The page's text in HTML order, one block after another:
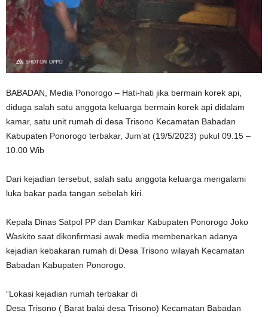
BABADAN, Media Ponorogo – Hati-hati jika bermain korek api,
diduga salah satu anggota keluarga bermain korek api didalam
kamar, satu unit rumah di desa Trisono Kecamatan Babadan
Kabupaten Ponorogo terbakar, Jum’at (19/5/2023) pukul 09.15 –
10.00 Wib
Dari kejadian tersebut, salah satu anggota keluarga mengalami
luka bakar pada tangan sebelah kiri.
Kepala Dinas Satpol PP dan Damkar Kabupaten Ponorogo Joko
Waskito saat dikonfirmasi awak media membenarkan adanya
kejadian kebakaran rumah di Desa Trisono wilayah Kecamatan
Babadan Kabupaten Ponorogo.
“Lokasi kejadian rumah terbakar di
Desa Trisono ( Barat balai desa Trisono) Kecamatan Babadan